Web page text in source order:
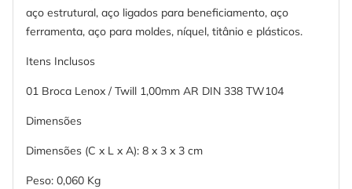
aço estrutural, aço ligados para beneficiamento, aço
ferramenta, aço para moldes, níquel, titânio e plásticos.
Itens Inclusos
01 Broca Lenox / Twill 1,00mm AR DIN 338 TW104
Dimensões
Dimensões (C x L x A): 8 x 3 x 3 cm
Peso: 0,060 Kg